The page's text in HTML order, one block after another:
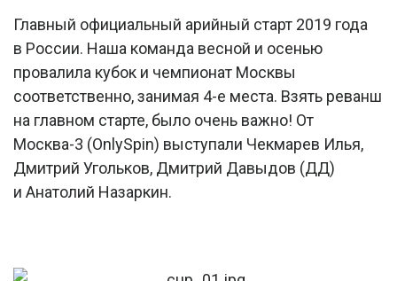
Главный официальный арийный старт 2019 года
в России. Наша команда весной и осенью
провалила кубок и чемпионат Москвы
соответственно, занимая 4-е места. Взять реванш
на главном старте, было очень важно! От
Москва-3 (OnlySpin) выступали Чекмарев Илья,
Дмитрий Угольков, Дмитрий Давыдов (ДД)
и Анатолий Назаркин.